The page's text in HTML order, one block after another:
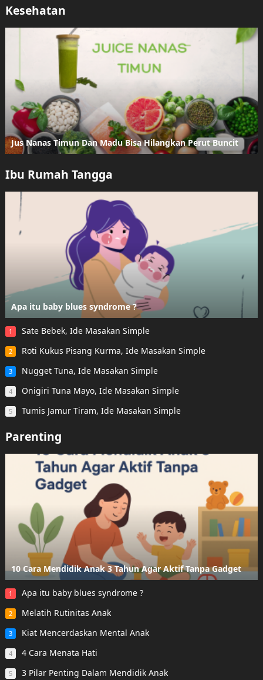
Kesehatan
Jus Nanas Timun Dan Madu Bisa Hilangkan Perut Buncit
Ibu Rumah Tangga
Apa itu baby blues syndrome ?
1 Sate Bebek, Ide Masakan Simple
2 Roti Kukus Pisang Kurma, Ide Masakan Simple
3 Nugget Tuna, Ide Masakan Simple
4 Onigiri Tuna Mayo, Ide Masakan Simple
5 Tumis Jamur Tiram, Ide Masakan Simple
Parenting
10 Cara Mendidik Anak 3 Tahun Agar Aktif Tanpa Gadget
1 Apa itu baby blues syndrome ?
2 Melatih Rutinitas Anak
3 Kiat Mencerdaskan Mental Anak
4 4 Cara Menata Hati
5 3 Pilar Penting Dalam Mendidik Anak